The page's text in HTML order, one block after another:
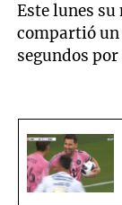
Este lunes
compartió un
segundos